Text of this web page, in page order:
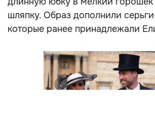
шляпку. Образ дополнили
которые ранее принадлежали